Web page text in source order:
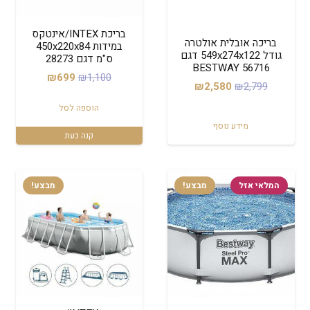
בריכה אובלית אולטרה
גודל 549x274x122 דגם
56716 BESTWAY
₪2,799
המחיר
היה:
₪2,580
מידע נוסף
בריכת INTEX/אינטקס
במידות 450x220x84
ס"מ דגם 28273
₪1,100
המחיר
היה:
₪1,100.
₪699
₪699.
הוספה לסל
קנה כעת
מבצע! המלאי אזל מבצע!